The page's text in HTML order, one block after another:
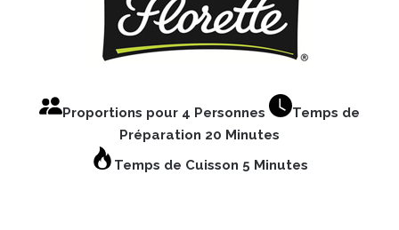
Proportions pour 4 Personnes
Temps de
Préparation 20 Minutes
Temps de Cuisson 5 Minutes